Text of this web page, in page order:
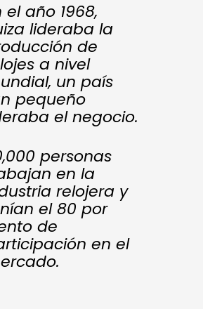
el año 1968,
lideraba la
de
a nivel
un país
pequeño
el negocio.
personas
en la
relojera y
el 80 por
de
en el